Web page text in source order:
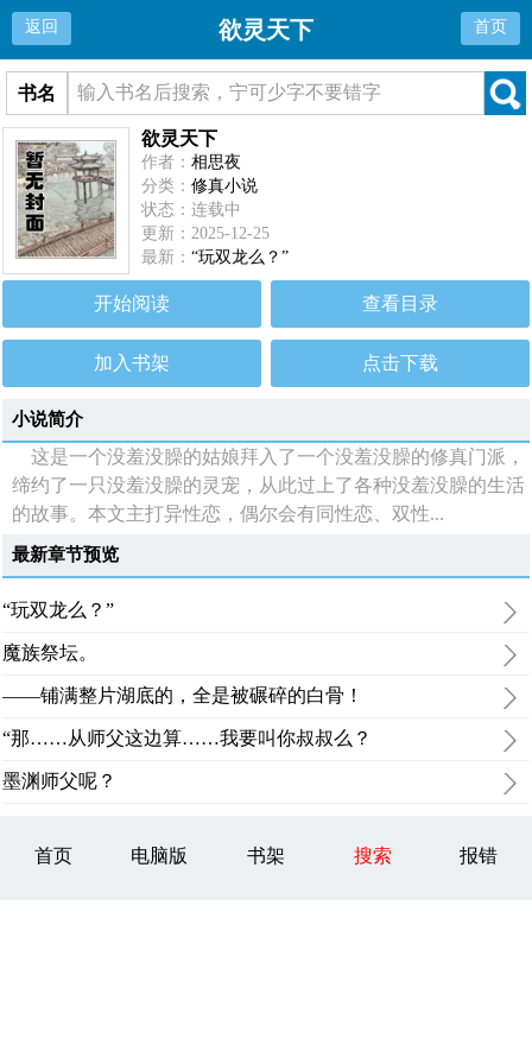
返回 欲灵天下 首页
书名
欲灵天下
作者：相思夜
分类：修真小说
状态：连载中
更新：2025-12-25
最新：“玩双龙么？”
开始阅读 查看目录
加入书架 点击下载
小说简介
这是一个没羞没臊的姑娘拜入了一个没羞没臊的修真门派，
缔约了一只没羞没臊的灵宠，从此过上了各种没羞没臊的生活
的故事。本文主打异性恋，偶尔会有同性恋、双性...
最新章节预览
“玩双龙么？”
魔族祭坛。
——铺满整片湖底的，全是被碾碎的白骨！
“那……从师父这边算……我要叫你叔叔么？
墨渊师父呢？
首页 电脑版 书架 搜索 报错